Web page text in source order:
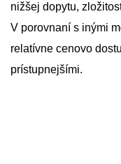
nižšej dopytu,
V porovnaní s inými
relatívne cenovo
prístupnejšími.